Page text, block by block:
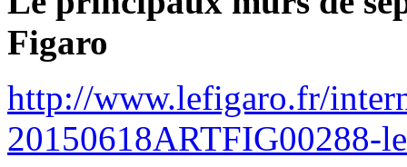
Figaro
http://www.lefigaro.fr/
20150618ARTFIG00288-